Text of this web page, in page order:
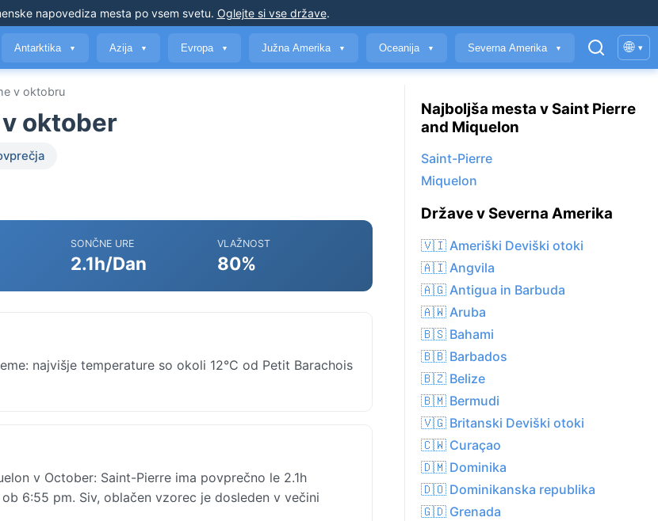
napovediza mesta po vsem svetu. Oglejte si vse države.
Antarktika ▼ Azija ▼ Evropa ▼ Južna Amerika ▼ Oceanija ▼ Severna Amerika ▼ 🌐 ▾
v oktobru
oktober
SONČNE URE
2.1h/Dan
VLAŽNOST
80%
najvišje temperature so okoli 12°C od Petit Barachois
v October: Saint-Pierre ima povprečno le 2.1h
6:55 pm. Siv, oblačen vzorec je dosleden v večini
Najboljša mesta v Saint Pierre
and Miquelon
Saint-Pierre
Miquelon
Države v Severna Amerika
🇻🇮 Ameriški Deviški otoki
🇦🇮 Angvila
🇦🇬 Antigua in Barbuda
🇦🇼 Aruba
🇧🇸 Bahami
🇧🇧 Barbados
🇧🇿 Belize
🇧🇲 Bermudi
🇻🇬 Britanski Deviški otoki
🇨🇼 Curaçao
🇩🇲 Dominika
🇩🇴 Dominikanska republika
🇬🇩 Grenada